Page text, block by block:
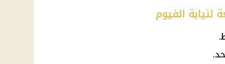
لنيابة الفيوم